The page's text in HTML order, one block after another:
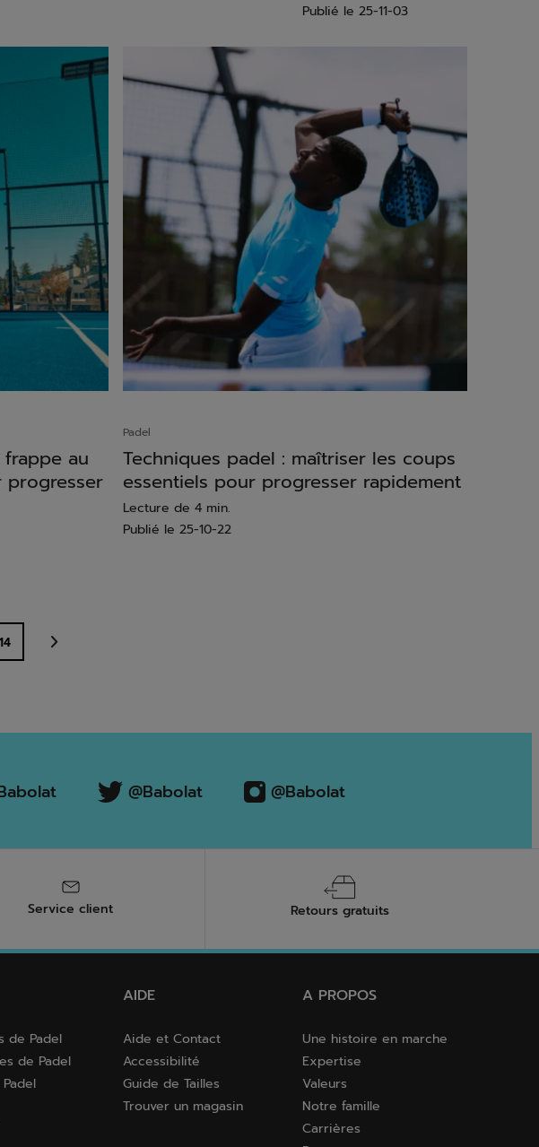
Publié le 25-11-03
au
progresser
Padel
Techniques padel : maîtriser les coups
essentiels pour progresser rapidement
Lecture de 4 min.
Publié le 25-10-22
14
@Babolat @Babolat
Service client Retours gratuits
de Padel
de Padel
AIDE
Aide et Contact
Accessibilité
Guide de Tailles
Trouver un magasin
A PROPOS
Une histoire en marche
Expertise
Valeurs
Notre famille
Carrières